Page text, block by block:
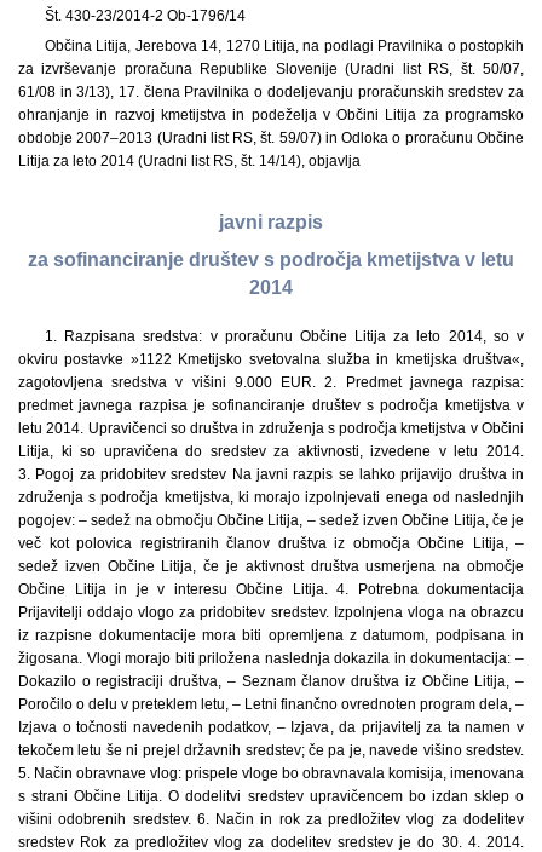
Št. 430-23/2014-2 Ob-1796/14
Občina Litija, Jerebova 14, 1270 Litija, na podlagi Pravilnika o postopkih
za izvrševanje proračuna Republike Slovenije (Uradni list RS, št. 50/07,
61/08 in 3/13), 17. člena Pravilnika o dodeljevanju proračunskih sredstev za
ohranjanje in razvoj kmetijstva in podeželja v Občini Litija za programsko
obdobje 2007–2013 (Uradni list RS, št. 59/07) in Odloka o proračunu Občine
Litija za leto 2014 (Uradni list RS, št. 14/14), objavlja
javni razpis
za sofinanciranje društev s področja kmetijstva v letu
2014
1. Razpisana sredstva: v proračunu Občine Litija za leto 2014, so v
okviru postavke »1122 Kmetijsko svetovalna služba in kmetijska društva«,
zagotovljena sredstva v višini 9.000 EUR. 2. Predmet javnega razpisa:
predmet javnega razpisa je sofinanciranje društev s področja kmetijstva v
letu 2014. Upravičenci so društva in združenja s področja kmetijstva v Občini
Litija, ki so upravičena do sredstev za aktivnosti, izvedene v letu 2014.
3. Pogoj za pridobitev sredstev Na javni razpis se lahko prijavijo društva in
združenja s področja kmetijstva, ki morajo izpolnjevati enega od naslednjih
pogojev: – sedež na območju Občine Litija, – sedež izven Občine Litija, če je
več kot polovica registriranih članov društva iz območja Občine Litija, –
sedež izven Občine Litija, če je aktivnost društva usmerjena na območje
Občine Litija in je v interesu Občine Litija. 4. Potrebna dokumentacija
Prijavitelji oddajo vlogo za pridobitev sredstev. Izpolnjena vloga na obrazcu
iz razpisne dokumentacije mora biti opremljena z datumom, podpisana in
žigosana. Vlogi morajo biti priložena naslednja dokazila in dokumentacija: –
Dokazilo o registraciji društva, – Seznam članov društva iz Občine Litija, –
Poročilo o delu v preteklem letu, – Letni finančno ovrednoten program dela, –
Izjava o točnosti navedenih podatkov, – Izjava, da prijavitelj za ta namen v
tekočem letu še ni prejel državnih sredstev; če pa je, navede višino sredstev.
5. Način obravnave vlog: prispele vloge bo obravnavala komisija, imenovana
s strani Občine Litija. O dodelitvi sredstev upravičencem bo izdan sklep o
višini odobrenih sredstev. 6. Način in rok za predložitev vlog za dodelitev
sredstev Rok za predložitev vlog za dodelitev sredstev je do 30. 4. 2014.